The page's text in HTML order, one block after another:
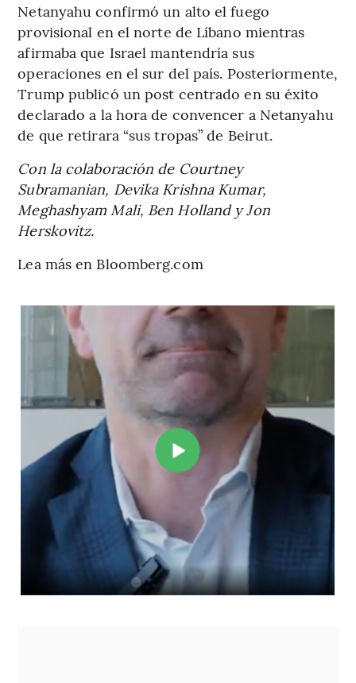
Netanyahu confirmó un alto el fuego
provisional en el norte de Líbano mientras
afirmaba que Israel mantendría sus
operaciones en el sur del país. Posteriormente,
Trump publicó un post centrado en su éxito
declarado a la hora de convencer a Netanyahu
de que retirara “sus tropas” de Beirut.
Con la colaboración de Courtney
Subramanian, Devika Krishna Kumar,
Meghashyam Mali, Ben Holland y Jon
Herskovitz.
Lea más en Bloomberg.com